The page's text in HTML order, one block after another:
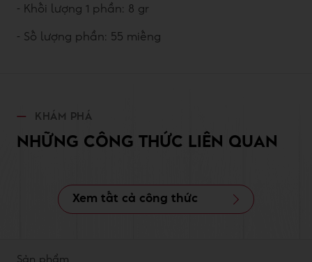
- Khối lượng 1 phần: 8 gr
- Số lượng phần: 55 miếng
KHÁM PHÁ
NHỮNG CÔNG THỨC LIÊN QUAN
Xem tất cả công thức
Sản phẩm